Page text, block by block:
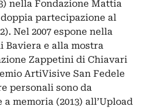
nella Fondazione Mattia
partecipazione al
Nel 2007 espone nella
Baviera e alla mostra
Zappetini di Chiavari
ArtiVisive San Fedele
personali sono da
memoria (2013) all’Upload